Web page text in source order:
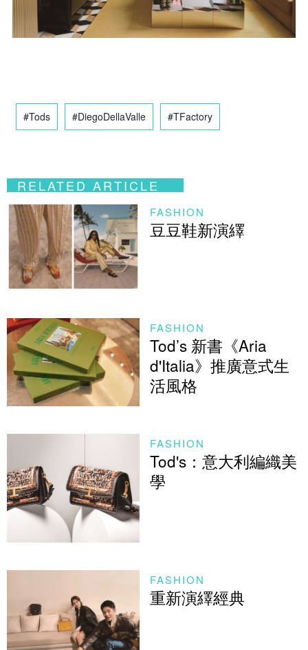
#Tods #DiegoDellaValle #TFactory
RELATED ARTICLE
FASHION
豆豆鞋新演繹
FASHION
Tod’s 新書《Aria
d'Italia》推廣意式生
活風格
FASHION
Tod's：意大利編織美
學
FASHION
重新演繹經典